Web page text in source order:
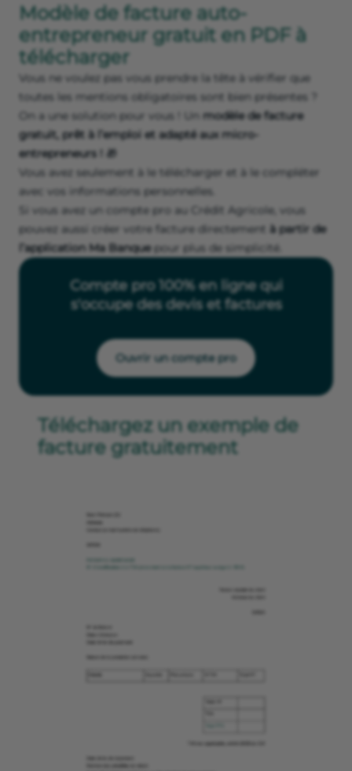
Modèle de facture auto-
entrepreneur gratuit en PDF à
télécharger
Vous ne voulez pas vous prendre la tête à vérifier que
toutes les mentions obligatoires sont bien présentes ?
On a une solution pour vous ! Un modèle de facture
gratuit, prêt à l’emploi et adapté aux micro-
entrepreneurs ! 🎁
Vous avez seulement à le télécharger et à le compléter
avec vos informations personnelles.
Si vous avez un compte pro au Crédit Agricole, vous
pouvez aussi créer votre facture directement à partir de
l’application Ma Banquepour plus de simplicité.
Compte pro 100% en ligne qui
s'occupe des devis et factures
Ouvrir un compte pro
Téléchargez un exemple de
facture gratuitement